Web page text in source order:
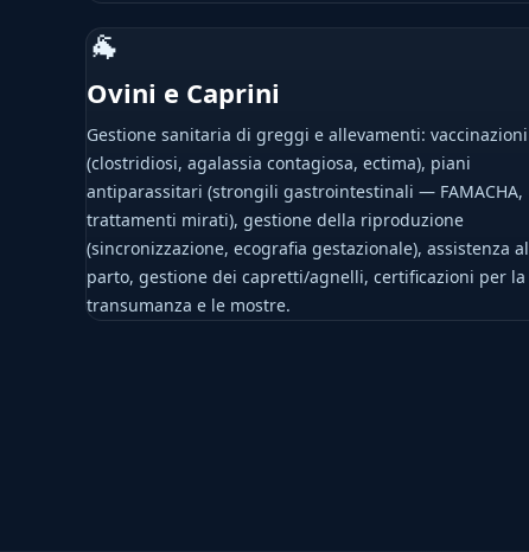
🐐
Ovini e Caprini
Gestione sanitaria di greggi e allevamenti: vaccinazioni
(clostridiosi, agalassia contagiosa, ectima), piani
antiparassitari (strongili gastrointestinali — FAMACHA,
trattamenti mirati), gestione della riproduzione
(sincronizzazione, ecografia gestazionale), assistenza al
parto, gestione dei capretti/agnelli, certificazioni per la
transumanza e le mostre.